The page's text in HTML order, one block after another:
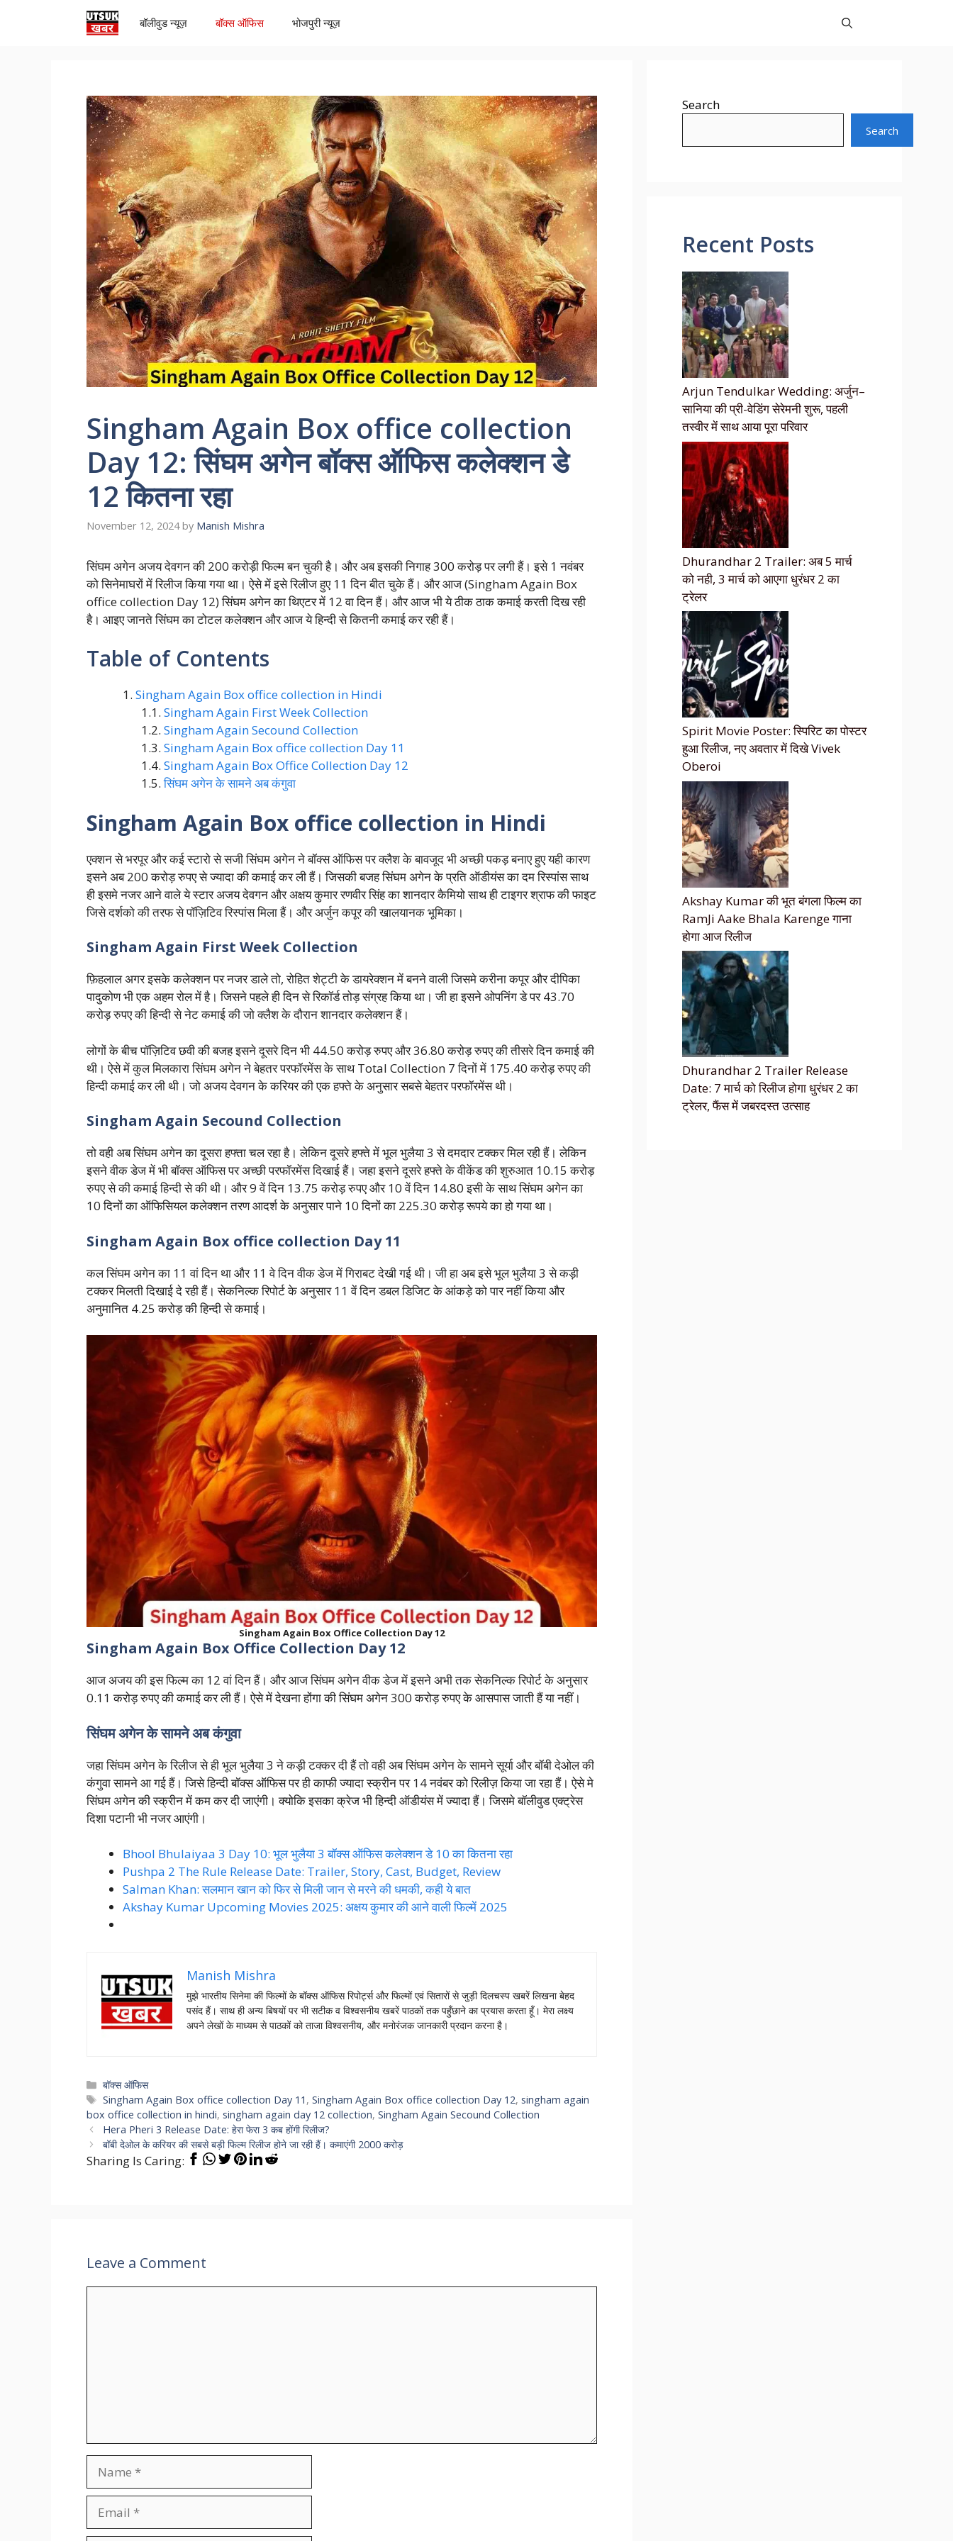
बॉलीवुड न्यूज़ बॉक्स ऑफिस भोजपुरी न्यूज़
Singham Again Box office collection
Day 12: सिंघम अगेन बॉक्स ऑफिस कलेक्शन डे
12 कितना रहा
November 12, 2024 by Manish Mishra
सिंघम अगेन अजय देवगन की 200 करोड़ी फिल्म बन चुकी है। और अब इसकी निगाह 300 करोड़ पर लगी हैं। इसे 1 नवंबर
को सिनेमाघरों में रिलीज किया गया था। ऐसे में इसे रिलीज हुए 11 दिन बीत चुके हैं। और आज (Singham Again Box
office collection Day 12) सिंघम अगेन का थिएटर में 12 वा दिन हैं। और आज भी ये ठीक ठाक कमाई करती दिख रही
है। आइए जानते सिंघम का टोटल कलेक्शन और आज ये हिन्दी से कितनी कमाई कर रही हैं।
Table of Contents
Singham Again Box office collection in Hindi
Singham Again First Week Collection
Singham Again Secound Collection
Singham Again Box office collection Day 11
Singham Again Box Office Collection Day 12
सिंघम अगेन के सामने अब कंगुवा
Singham Again Box office collection in Hindi
एक्शन से भरपूर और कई स्टारो से सजी सिंघम अगेन ने बॉक्स ऑफिस पर क्लैश के बावजूद भी अच्छी पकड़ बनाए हुए यही कारण
इसने अब 200 करोड़ रुपए से ज्यादा की कमाई कर ली हैं। जिसकी बजह सिंघम अगेन के प्रति ऑडीयंस का दम रिस्पांस साथ
ही इसमे नजर आने वाले ये स्टार अजय देवगन और अक्षय कुमार रणवीर सिंह का शानदार कैमियो साथ ही टाइगर श्राफ की फाइट
जिसे दर्शको की तरफ से पॉज़िटिव रिस्पांस मिला हैं। और अर्जुन कपूर की खालयानक भूमिका।
Singham Again First Week Collection
फ़िहलाल अगर इसके कलेक्शन पर नजर डाले तो, रोहित शेट्टी के डायरेक्शन में बनने वाली जिसमे करीना कपूर और दीपिका
पादुकोण भी एक अहम रोल में है। जिसने पहले ही दिन से रिकॉर्ड तोड़ संग्रह किया था। जी हा इसने ओपनिंग डे पर 43.70
करोड़ रुपए की हिन्दी से नेट कमाई की जो क्लैश के दौरान शानदार कलेक्शन हैं।
लोगों के बीच पॉज़िटिव छवी की बजह इसने दूसरे दिन भी 44.50 करोड़ रुपए और 36.80 करोड़ रुपए की तीसरे दिन कमाई की
थी। ऐसे में कुल मिलकारा सिंघम अगेन ने बेहतर परफॉरमेंस के साथ Total Collection 7 दिनों में 175.40 करोड़ रुपए की
हिन्दी कमाई कर ली थी। जो अजय देवगन के करियर की एक हफ्ते के अनुसार सबसे बेहतर परफॉरमेंस थी।
Singham Again Secound Collection
तो वही अब सिंघम अगेन का दूसरा हफ्ता चल रहा है। लेकिन दूसरे हफ्ते में भूल भुलैया 3 से दमदार टक्कर मिल रही हैं। लेकिन
इसने वीक डेज में भी बॉक्स ऑफिस पर अच्छी परफॉरमेंस दिखाई हैं। जहा इसने दूसरे हफ्ते के वीकेंड की शुरुआत 10.15 करोड़
रुपए से की कमाई हिन्दी से की थी। और 9 वें दिन 13.75 करोड़ रुपए और 10 वें दिन 14.80 इसी के साथ सिंघम अगेन का
10 दिनों का ऑफिसियल कलेक्शन तरण आदर्श के अनुसार पाने 10 दिनों का 225.30 करोड़ रूपये का हो गया था।
Singham Again Box office collection Day 11
कल सिंघम अगेन का 11 वां दिन था और 11 वे दिन वीक डेज में गिराबट देखी गई थी। जी हा अब इसे भूल भुलैया 3 से कड़ी
टक्कर मिलती दिखाई दे रही हैं। सेकनिल्क रिपोर्ट के अनुसार 11 वें दिन डबल डिजिट के आंकड़े को पार नहीं किया और
अनुमानित 4.25 करोड़ की हिन्दी से कमाई।
Singham Again Box Office Collection Day 12
Singham Again Box Office Collection Day 12
आज अजय की इस फिल्म का 12 वां दिन हैं। और आज सिंघम अगेन वीक डेज में इसने अभी तक सेकनिल्क रिपोर्ट के अनुसार
0.11 करोड़ रुपए की कमाई कर ली हैं। ऐसे में देखना होंगा की सिंघम अगेन 300 करोड़ रुपए के आसपास जाती हैं या नहीं।
सिंघम अगेन के सामने अब कंगुवा
जहा सिंघम अगेन के रिलीज से ही भूल भुलैया 3 ने कड़ी टक्कर दी हैं तो वही अब सिंघम अगेन के सामने सूर्या और बॉबी देओल की
कंगुवा सामने आ गई हैं। जिसे हिन्दी बॉक्स ऑफिस पर ही काफी ज्यादा स्क्रीन पर 14 नवंबर को रिलीज़ किया जा रहा हैं। ऐसे मे
सिंघम अगेन की स्क्रीन में कम कर दी जाएंगी। क्योकि इसका क्रेज भी हिन्दी ऑडीयंस में ज्यादा हैं। जिसमे बॉलीवुड एक्ट्रेस
दिशा पटानी भी नजर आएंगी।
Bhool Bhulaiyaa 3 Day 10: भूल भुलैया 3 बॉक्स ऑफिस कलेक्शन डे 10 का कितना रहा
Pushpa 2 The Rule Release Date: Trailer, Story, Cast, Budget, Review
Salman Khan: सलमान खान को फिर से मिली जान से मरने की धमकी, कही ये बात
Akshay Kumar Upcoming Movies 2025: अक्षय कुमार की आने वाली फिल्में 2025
Manish Mishra
मुझे भारतीय सिनेमा की फिल्मों के बॉक्स ऑफिस रिपोर्ट्स और फिल्मों एवं सितारों से जुड़ी दिलचस्प खबरें लिखना बेहद
पसंद हैं। साथ ही अन्य बिषयों पर भी सटीक व विश्वसनीय खबरें पाठकों तक पहुँछाने का प्रयास करता हूँ। मेरा लक्ष्य
अपने लेखों के माध्यम से पाठकों को ताजा विश्वसनीय, और मनोरंजक जानकारी प्रदान करना है।
Categories
बॉक्स ऑफिस
Tags
Singham Again Box office collection Day 11 ,Singham Again Box office collection Day 12,singham again
box office collection in hindi, singham again day 12 collection, Singham Again Secound Collection
Hera Pheri 3 Release Date: हेरा फेरा 3 कब होंगी रिलीज?
बॉबी देओल के करियर की सबसे बड़ी फिल्म रिलीज होने जा रही हैं। कमाएंगी 2000 करोड़
Sharing Is Caring:
Leave a Comment
Search
Search
Recent Posts
Arjun Tendulkar Wedding: अर्जुन–
सानिया की प्री-वेडिंग सेरेमनी शुरू, पहली
तस्वीर में साथ आया पूरा परिवार
Dhurandhar 2 Trailer: अब 5 मार्च
को नही, 3 मार्च को आएगा धुरंधर 2 का
ट्रेलर
Spirit Movie Poster: स्पिरिट का पोस्टर
हुआ रिलीज, नए अवतार में दिखे Vivek
Oberoi
Akshay Kumar की भूत बंगला फिल्म का
RamJi Aake Bhala Karenge गाना
होगा आज रिलीज
Dhurandhar 2 Trailer Release
Date: 7 मार्च को रिलीज होगा धुरंधर 2 का
ट्रेलर, फैंस में जबरदस्त उत्साह